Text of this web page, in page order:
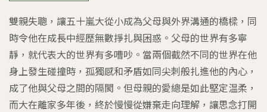
雙親失聰，讓五十嵐大從小成為父母與外界溝通的橋樑，同
時令他在成長中經歷無數掙扎與困惑。父母的世界有多寧
靜，就代表大的世界有多嘈吵。當兩個截然不同的世界在他
身上發生碰撞時，孤獨感和矛盾如同尖刺般扎進他的內心，
成了他與父母之間的隔閡。但母親的愛總是如此堅定温柔，
而大在離家多年後，終於慢慢從嫌棄走向理解，讓思念打開